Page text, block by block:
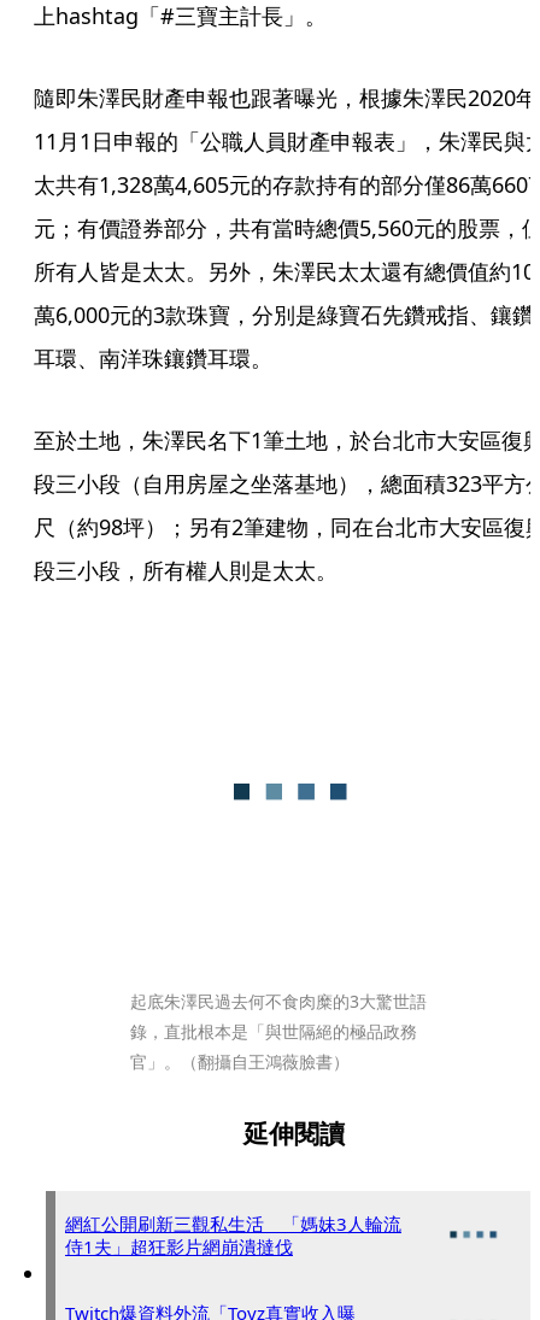
上hashtag「#三寶主計長」。
隨即朱澤民財產申報也跟著曝光，根據朱澤民2020年
11月1日申報的「公職人員財產申報表」，朱澤民與
太共有1,328萬4,605元的存款持有的部分僅86萬6607
元；有價證券部分，共有當時總價5,560元的股票，
所有人皆是太太。另外，朱澤民太太還有總價值約
萬6,000元的3款珠寶，分別是綠寶石先鑽戒指、鑲鑽
耳環、南洋珠鑲鑽耳環。
至於土地，朱澤民名下1筆土地，於台北市大安區復
段三小段（自用房屋之坐落基地），總面積323平方
尺（約98坪）；另有2筆建物，同在台北市大安區復
段三小段，所有權人則是太太。
起底朱澤民過去何不食肉糜的3大驚世語
錄，直批根本是「與世隔絕的極品政務
官」。（翻攝自王鴻薇臉書）
延伸閱讀
網紅公開刷新三觀私生活 「媽妹3人輪流
侍1夫」超狂影片網崩潰撻伐
Twitch爆資料外流「Toyz真實收入曝